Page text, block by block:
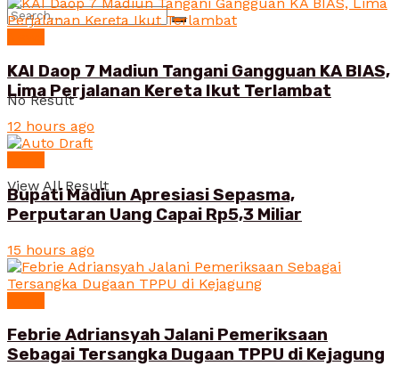
No Result
View All Result
KAI Daop 7 Madiun Tangani Gangguan KA BIAS,
Lima Perjalanan Kereta Ikut Terlambat
12 hours ago
Bupati Madiun Apresiasi Sepasma,
Perputaran Uang Capai Rp5,3 Miliar
15 hours ago
Febrie Adriansyah Jalani Pemeriksaan
Sebagai Tersangka Dugaan TPPU di Kejagung